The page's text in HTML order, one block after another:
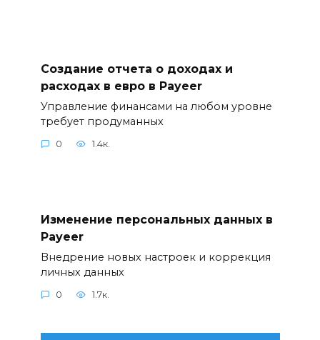
Создание отчета о доходах и
расходах в евро в Payeer
Управление финансами на любом уровне
требует продуманных
0 1.4к.
Изменение персональных данных в
Payeer
Внедрение новых настроек и коррекция
личных данных
0 1.7к.